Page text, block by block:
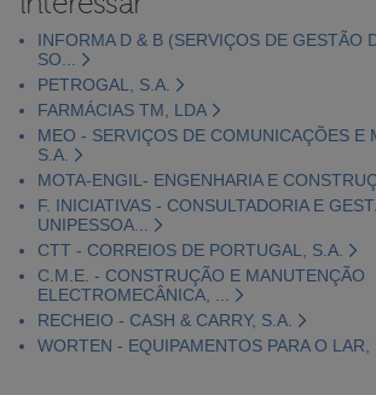
INFORMA D & B (SERVIÇOS DE GESTÃO
SO...
PETROGAL, S.A.
FARMÁCIAS TM, LDA
MEO - SERVIÇOS DE COMUNICAÇÕES E
S.A.
MOTA-ENGIL- ENGENHARIA E
F. INICIATIVAS - CONSULTADORIA E
UNIPESSOA...
CTT - CORREIOS DE PORTUGAL, S.A.
C.M.E. - CONSTRUÇÃO E MANUTENÇÃO
ELECTROMECÂNICA, ...
RECHEIO - CASH & CARRY, S.A.
WORTEN - EQUIPAMENTOS PARA O LAR,